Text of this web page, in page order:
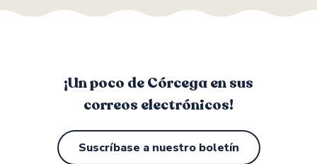
¡Un poco de Córcega en sus
correos electrónicos!
Suscríbase a nuestro boletín